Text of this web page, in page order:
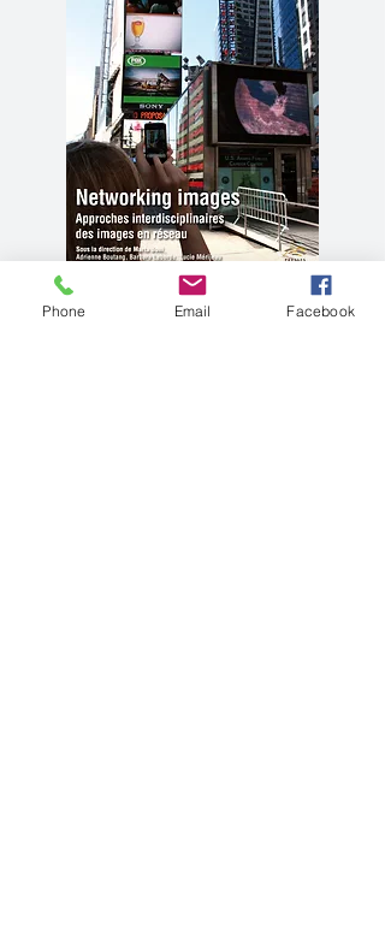
Phone Email Facebook